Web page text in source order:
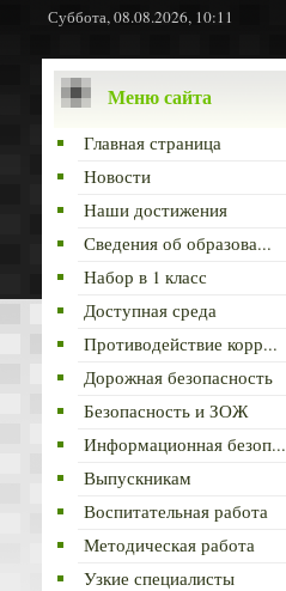
Суббота, 08.08.2026, 10:11
Меню сайта
Главная страница
Новости
Наши достижения
Сведения об образова...
Набор в 1 класс
Доступная среда
Противодействие корр...
Дорожная безопасность
Безопасность и ЗОЖ
Информационная безоп...
Выпускникам
Воспитательная работа
Методическая работа
Узкие специалисты